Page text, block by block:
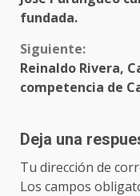
fundada.
Siguiente:
Reinaldo Rivera,
competencia de
Deja una
Tu dirección de
Los campos